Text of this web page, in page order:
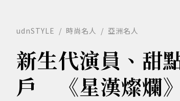
udnSTYLE 時尚名人 亞洲名人
新生代演員、甜
戶 《星漢燦爛